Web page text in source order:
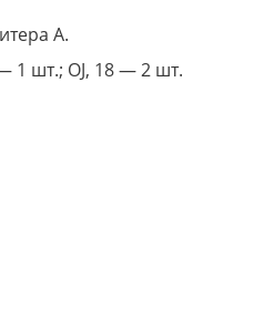
А.
1 шт.; OJ, 18 — 2 шт.